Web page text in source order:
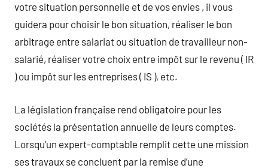
votre situation personnelle et de vos envies , il vous
guidera pour choisir le bon situation, réaliser le bon
arbitrage entre salariat ou situation de travailleur non-
salarié, réaliser votre choix entre impôt sur le revenu ( IR
) ou impôt sur les entreprises ( IS ), etc.
La législation française rend obligatoire pour les
sociétés la présentation annuelle de leurs comptes.
Lorsqu’un expert-comptable remplit cette une mission
ses travaux se concluent par la remise d’une